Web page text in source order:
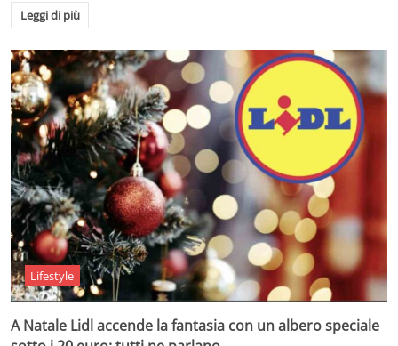
Leggi di più
Lifestyle
A Natale Lidl accende la fantasia con un albero speciale